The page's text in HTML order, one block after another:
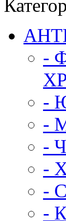
-
-
-
-
-
-
-